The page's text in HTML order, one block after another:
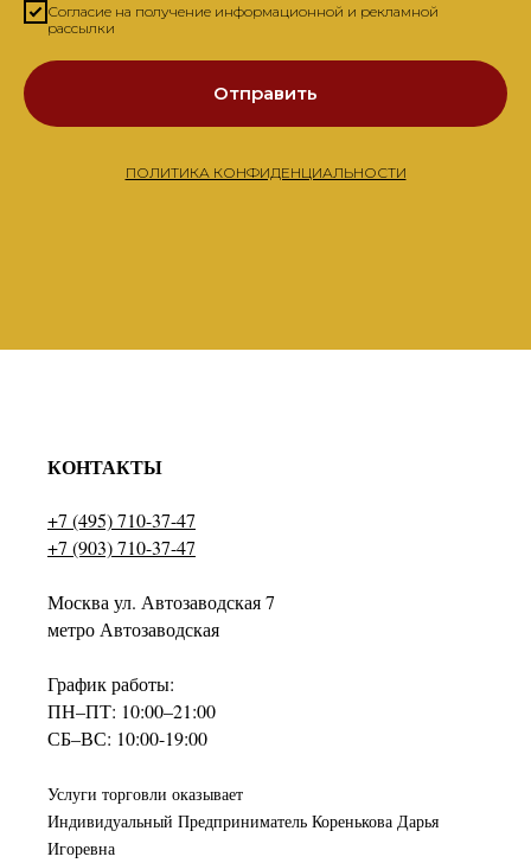
Согласие на получение информационной и рекламной
рассылки
Отправить
ПОЛИТИКА КОНФИДЕНЦИАЛЬНОСТИ
КОНТАКТЫ
+7 (495) 710-37-47
+7 (903) 710-37-47
Москва ул. Автозаводская 7
метро Автозаводская
График работы:
ПН–ПТ: 10:00–21:00
СБ–ВС: 10:00-19:00
Услуги торговли оказывает
Индивидуальный Предприниматель Коренькова Дарья
Игоревна